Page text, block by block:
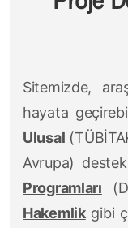
Sitemizde,
hayata
Ulusal
Avrupa)
Programları
Hakemlikgibi